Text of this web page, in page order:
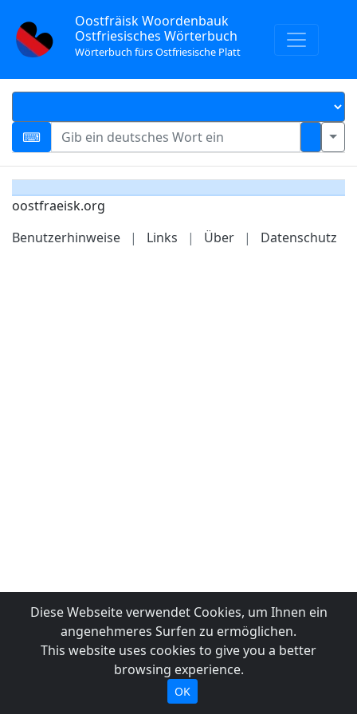
Oostfräisk Woordenbauk
Ostfriesisches Wörterbuch
Wörterbuch fürs Ostfriesische Platt
oostfraeisk.org
Benutzerhinweise
| Links | Über | Datenschutz
Diese Webseite verwendet Cookies, um Ihnen ein
angenehmeres Surfen zu ermöglichen.
This website uses cookies to give you a better
browsing experience.
OK